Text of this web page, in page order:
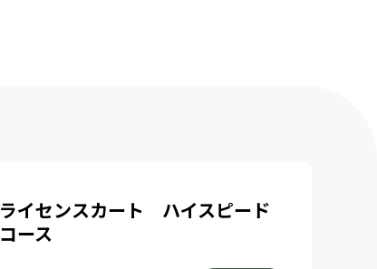
ライセンスカート ハイスピード
コース